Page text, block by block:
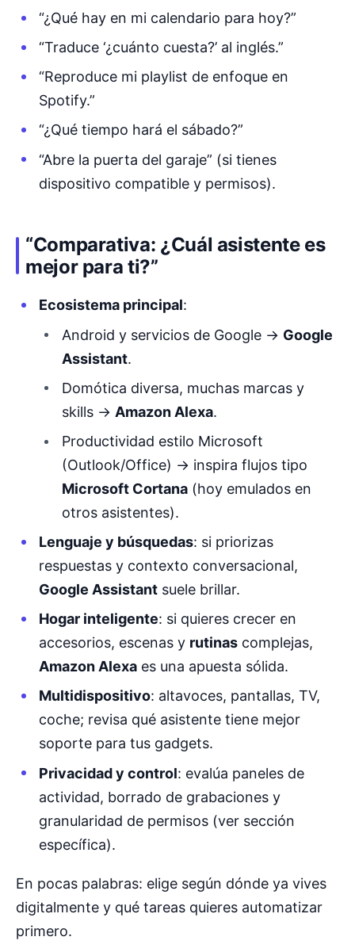
“¿Qué hay en mi calendario para hoy?”
“Traduce ‘¿cuánto cuesta?’ al inglés.”
“Reproduce mi playlist de enfoque en
Spotify.”
“¿Qué tiempo hará el sábado?”
“Abre la puerta del garaje” (si tienes
dispositivo compatible y permisos).
“Comparativa: ¿Cuál asistente es
mejor para ti?”
Ecosistema principal:
Android y servicios de Google → Google
Assistant.
Domótica diversa, muchas marcas y
skills → Amazon Alexa.
Productividad estilo Microsoft
(Outlook/Office) → inspira flujos tipo
Microsoft Cortana(hoy emulados en
otros asistentes).
Lenguaje y búsquedas: si priorizas
respuestas y contexto conversacional,
Google Assistantsuele brillar.
Hogar inteligente: si quieres crecer en
accesorios, escenas y rutinascomplejas,
Amazon Alexaes una apuesta sólida.
Multidispositivo: altavoces, pantallas, TV,
coche; revisa qué asistente tiene mejor
soporte para tus gadgets.
Privacidad y control: evalúa paneles de
actividad, borrado de grabaciones y
granularidad de permisos (ver sección
específica).
En pocas palabras: elige según dónde ya vives
digitalmente y qué tareas quieres automatizar
primero.